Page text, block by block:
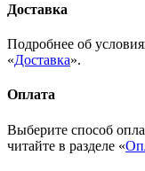
Доставка
Подробнее об
«Доставка».
Оплата
Выберите способ
читайте в разделе «